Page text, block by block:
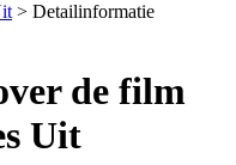
> Detailinformatie
de film
Uit